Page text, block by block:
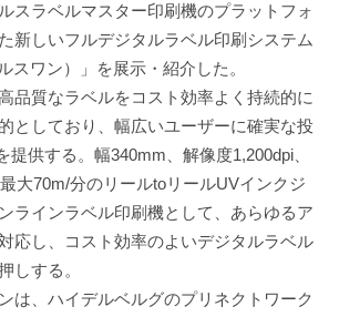
スラベルマスター印刷機のプラットフォ
新しいフルデジタルラベル印刷システム
スワン）」を展示・紹介した。
品質なラベルをコスト効率よく持続的に
としており、幅広いユーザーに確実な投
提供する。幅340mm、解像度1,200dpi、
大70m/分のリールtoリールUVインクジ
ラインラベル印刷機として、あらゆるア
応し、コスト効率のよいデジタルラベル
しする。
は、ハイデルベルグのプリネクトワーク